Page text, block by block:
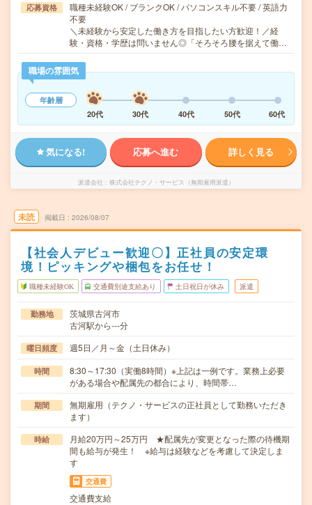
応募資格
職種未経験OK / ブランクOK / パソコンスキル不要 / 英語力
不要
＼未経験から安定した働き方を目指したい方歓迎！／経
験・資格・学歴は問いません◎「そろそろ腰を据えて働…
職場の雰囲気
年齢層
20代
30代 40代 50代 60代
気になる! 応募へ進む 詳しく見る
派遣会社 株式会社テクノ・サービス（無期雇用派遣）
未読 掲載日 2026/08/07
【社会人デビュー歓迎〇】正社員の安定環
境！ピッキングや梱包をお任せ！
職種未経験OK 交通費別途支給あり 土日祝日が休み 派遣
勤務地
茨城県古河市
古河駅から---分
曜日頻度 週5日／月～金（土日休み）
時間
8:30～17:30（実働8時間）※上記は一例です。業務上必要
がある場合や配属先の都合により、時間帯…
期間
無期雇用（テクノ・サービスの正社員として勤務いただき
ます）
時給
月給20万円～25万円 ★配属先が変更となった際の待機期
間も給与が発生！ ※給与は経験などを考慮して決定しま
す
交通費
交通費支給